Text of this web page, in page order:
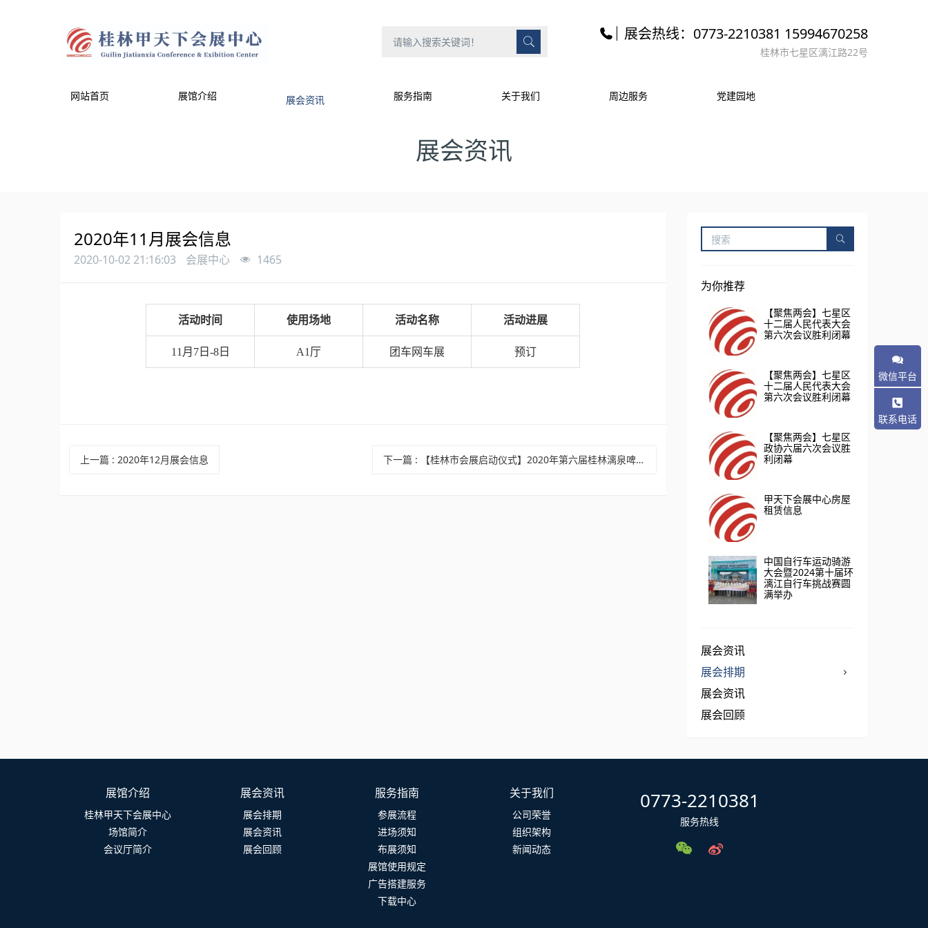
展会热线：0773-2210381 15994670258
桂林市七星区漓江路22号
网站首页 展馆介绍 展会资讯 服务指南 关于我们 周边服务 党建园地
展会资讯
2020年11月展会信息
2020-10-02 21:16:03 会展中心 1465
活动时间 使用场地 活动名称 活动进展
11月7日-8日 A1厅 团车网车展 预订
上一篇 : 2020年12月展会信息 下一篇 : 【桂林市会展启动仪式】2020年第六届桂林漓泉啤酒音乐节暨美食康养特色商品展隆重开幕
为你推荐
【聚焦两会】七星区
十二届人民代表大会
第六次会议胜利闭幕
【聚焦两会】七星区
十二届人民代表大会
第六次会议胜利闭幕
【聚焦两会】七星区
政协六届六次会议胜
利闭幕
甲天下会展中心房屋
租赁信息
中国自行车运动骑游
大会暨2024第十届环
漓江自行车挑战赛圆
满举办
展会资讯
展会排期
展会资讯
展会回顾
展馆介绍
桂林甲天下会展中心
场馆简介
会议厅简介
展会资讯
展会排期
展会资讯
展会回顾
服务指南
参展流程
进场须知
布展须知
展馆使用规定
广告搭建服务
下载中心
关于我们
公司荣誉
组织架构
新闻动态
0773-2210381
服务热线
微信平台
联系电话